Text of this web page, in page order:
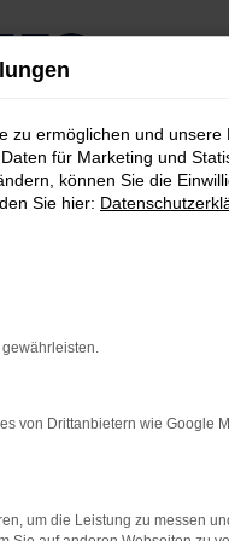
IN
schnell bei einem
und Fahrer
die Umgebung. Die
Möglichkeit, die
ermöglichen und unsere
für Marketing und
können Sie die
Sie hier:
von Drittanbietern wie Google
um die Leistung zu messen